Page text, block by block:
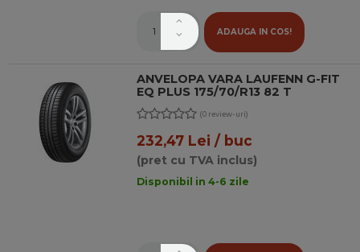
ADAUGA IN COS!
ANVELOPA VARA LAUFENN G-FIT
EQ PLUS 175/70/R13 82 T
(0 review-uri)
232,47 Lei / buc
(pret cu TVA inclus)
Disponibil in 4-6 zile